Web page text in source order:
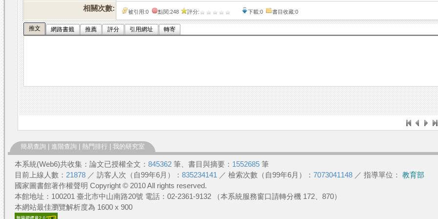
相關次數: 被引用:0 點閱:248 評分: 下載:0 書目收藏:0
推文 網路書籤 推薦 評分 引用網址 轉寄
簡易查詢 進階查詢 熱門排行 我的研究室
本系統(Web6)共收集：論文已授權全文： 845362 筆、書目與摘要： 1552685 筆
目前上線人數： 21878 ／ 訪客人次（自99年6月）： 835234141 ／ 檢索次數（自99年6月）： 7073041148 ／ 指導單位： 教育部
國家圖書館著作權聲明 Copyright © 2010 All rights reserved.
本館地址：100201 臺北市中山南路20號 電話：02-2361-9132 （本系統服務窗口請轉分機 172、870）
本網站最佳瀏覽解析度為 1600 x 900